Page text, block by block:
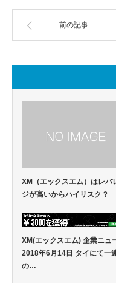
前の記事
XM（エックスエム）はレバ
ジが高いからハイリスク？
XM(エックスエム) 企業ニュ
2018年6月14日 タイにて一
の…